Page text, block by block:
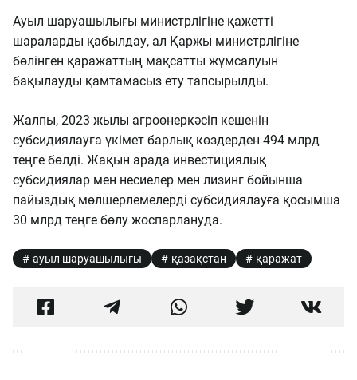
Ауыл шаруашылығы министрлігіне қажетті
шараларды қабылдау, ал Қаржы министрлігіне
бөлінген қаражаттың мақсатты жұмсалуын
бақылауды қамтамасыз ету тапсырылды.
Жалпы, 2023 жылы агроөнеркәсіп кешенін
субсидиялауға үкімет барлық көздерден 494 млрд
теңге бөлді. Жақын арада инвестициялық
субсидиялар мен несиелер мен лизинг бойынша
пайыздық мөлшерлемелерді субсидиялауға қосымша
30 млрд теңге бөлу жоспарлануда.
ауыл шаруашылығы қазақстан қаражат